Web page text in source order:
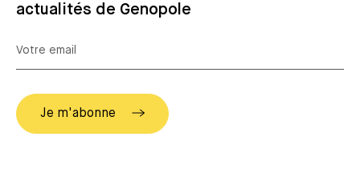
actualités de Genopole